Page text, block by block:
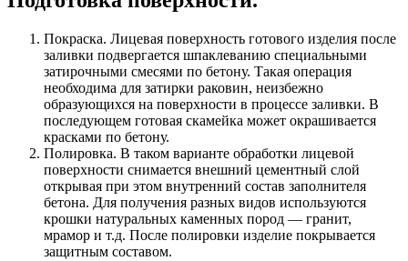
Покраска. Лицевая поверхность готового изделия после
заливки подвергается шпаклеванию специальными
затирочными смесями по бетону. Такая операция
необходима для затирки раковин, неизбежно
образующихся на поверхности в процессе заливки. В
последующем готовая скамейка может окрашивается
красками по бетону.
Полировка. В таком варианте обработки лицевой
поверхности снимается внешний цементный слой
открывая при этом внутренний состав заполнителя
бетона. Для получения разных видов используются
крошки натуральных каменных пород — гранит,
мрамор и т.д. После полировки изделие покрывается
защитным составом.